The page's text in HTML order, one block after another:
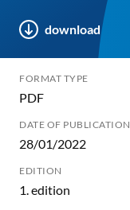
download
FORMAT TYPE
PDF
DATE OF PUBLICATION
28/01/2022
EDITION
1. edition